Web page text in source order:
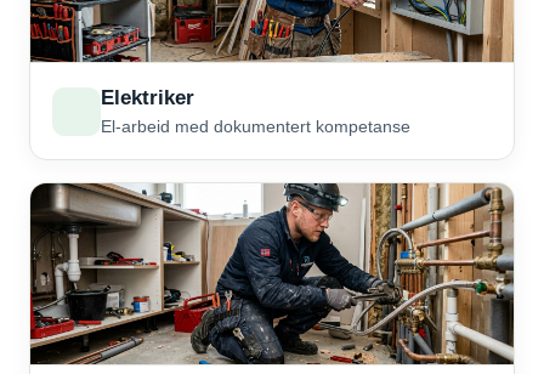
Elektriker
El-arbeid med dokumentert kompetanse